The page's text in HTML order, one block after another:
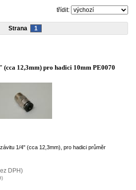
třídit:
Strana 1
12,3mm) pro hadici 10mm PE0070
1/4" (cca 12,3mm), pro hadici průměr
DPH)